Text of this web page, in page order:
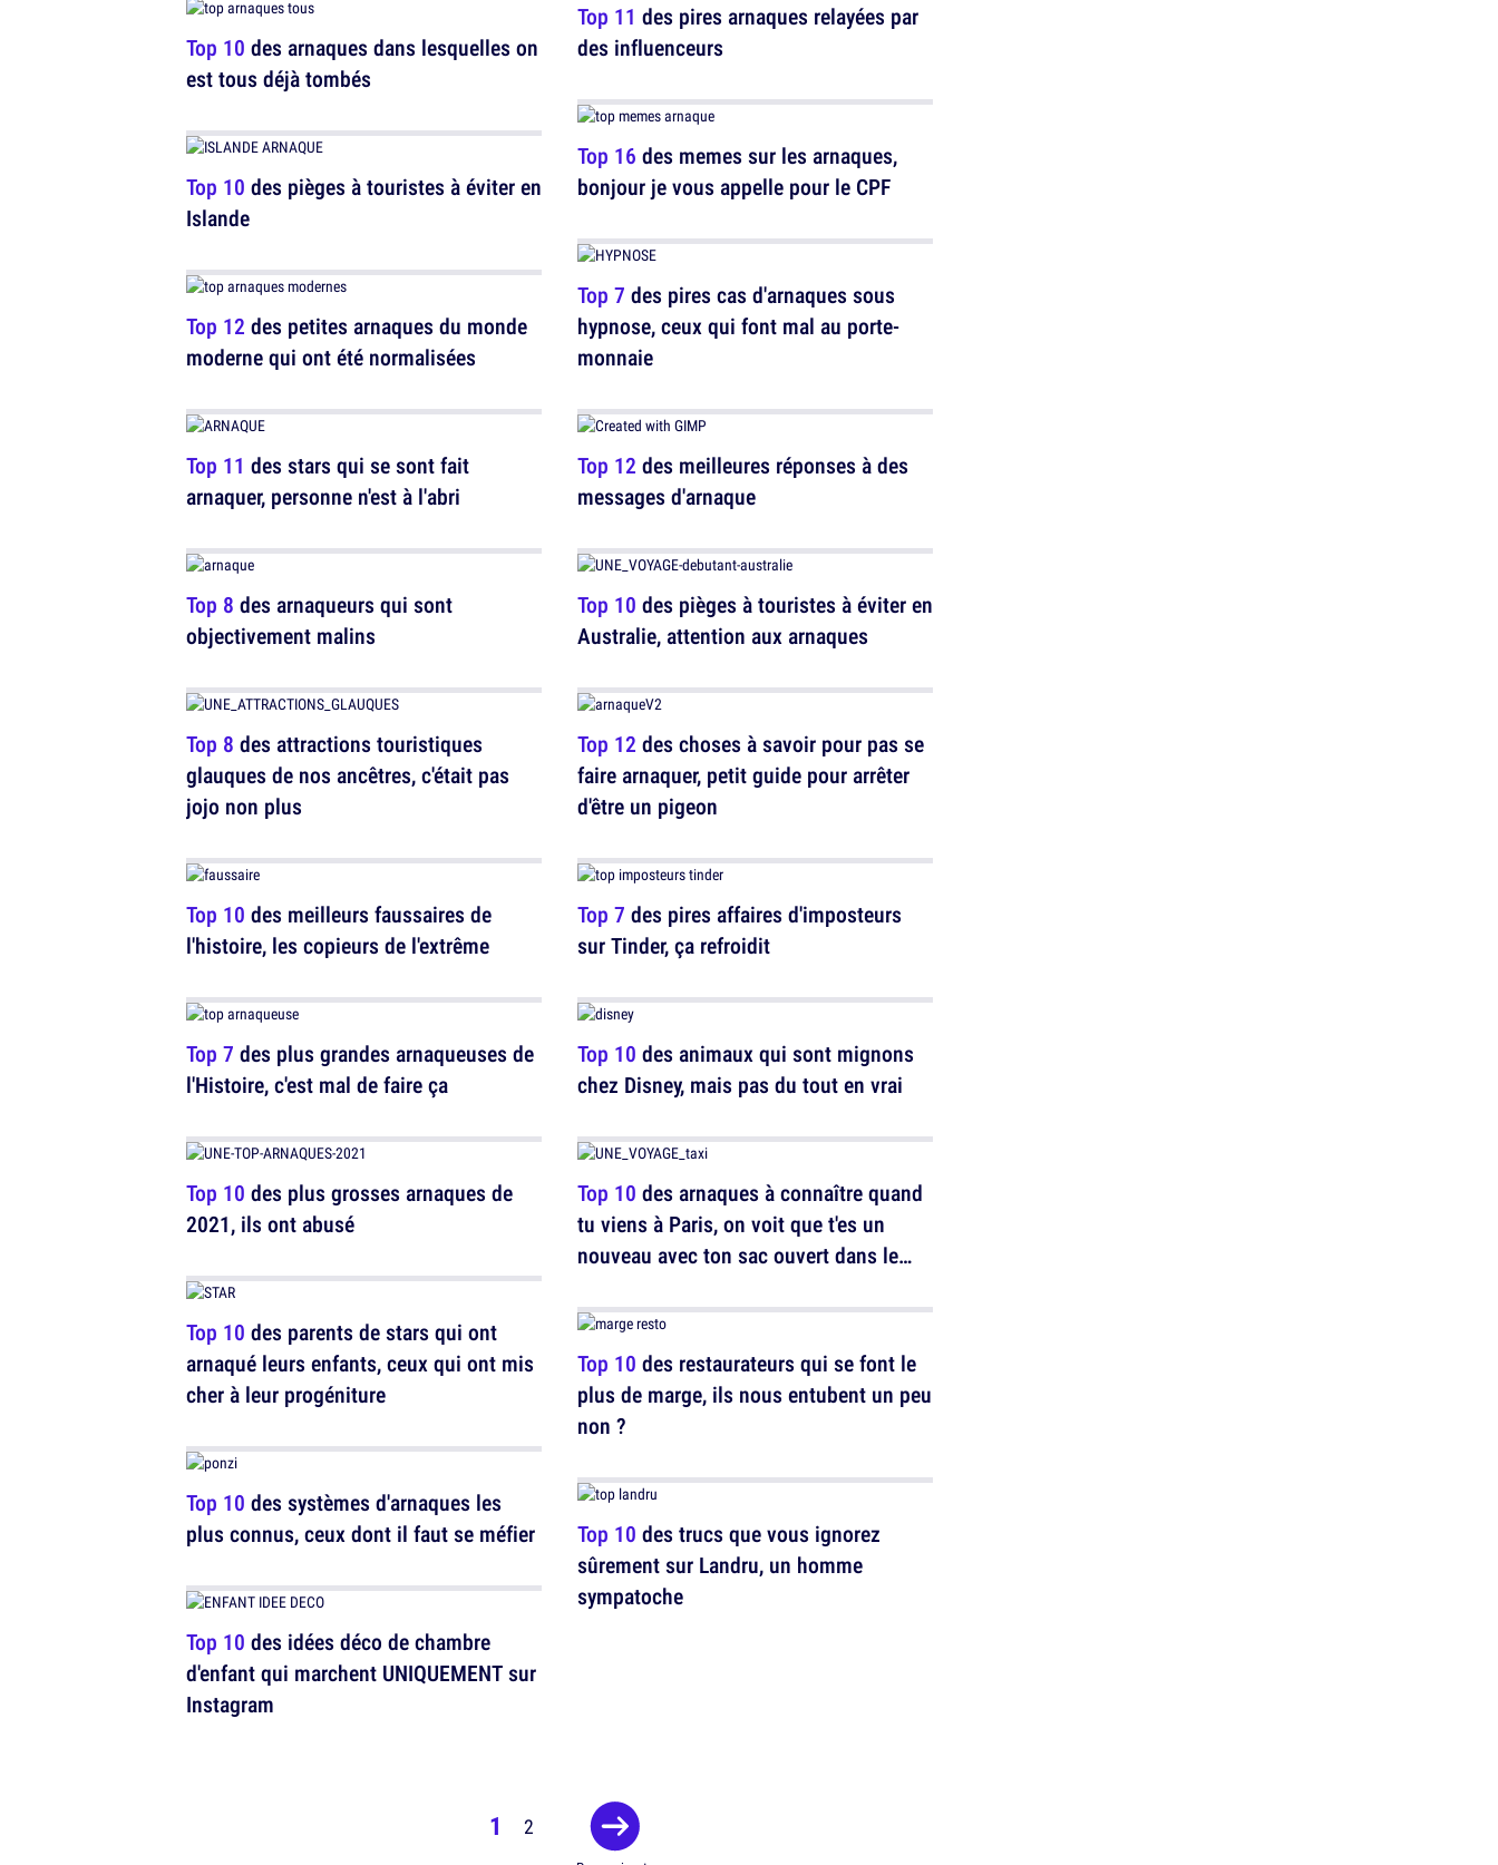
Top 10 des arnaques dans lesquelles on
est tous déjà tombés
Top 10 des pièges à touristes à éviter en
Islande
Top 12 des petites arnaques du monde
moderne qui ont été normalisées
Top 11 des stars qui se sont fait
arnaquer, personne n'est à l'abri
Top 8 des arnaqueurs qui sont
objectivement malins
Top 8 des attractions touristiques
glauques de nos ancêtres, c'était pas
jojo non plus
Top 10 des meilleurs faussaires de
l'histoire, les copieurs de l'extrême
Top 7 des plus grandes arnaqueuses de
l'Histoire, c'est mal de faire ça
Top 10 des plus grosses arnaques de
2021, ils ont abusé
Top 10 des parents de stars qui ont
arnaqué leurs enfants, ceux qui ont mis
cher à leur progéniture
Top 10 des systèmes d'arnaques les
plus connus, ceux dont il faut se méfier
Top 10 des idées déco de chambre
d'enfant qui marchent UNIQUEMENT sur
Instagram
Top 11 des pires arnaques relayées par
des influenceurs
Top 16 des memes sur les arnaques,
bonjour je vous appelle pour le CPF
Top 7 des pires cas d'arnaques sous
hypnose, ceux qui font mal au porte-
monnaie
Top 12 des meilleures réponses à des
messages d'arnaque
Top 10 des pièges à touristes à éviter en
Australie, attention aux arnaques
Top 12 des choses à savoir pour pas se
faire arnaquer, petit guide pour arrêter
d'être un pigeon
Top 7 des pires affaires d'imposteurs
sur Tinder, ça refroidit
Top 10 des animaux qui sont mignons
chez Disney, mais pas du tout en vrai
Top 10 des arnaques à connaître quand
tu viens à Paris, on voit que t'es un
nouveau avec ton sac ouvert dans le
Top 10 des restaurateurs qui se font le
plus de marge, ils nous entubent un peu
non ?
Top 10 des trucs que vous ignorez
sûrement sur Landru, un homme
sympatoche
1 2